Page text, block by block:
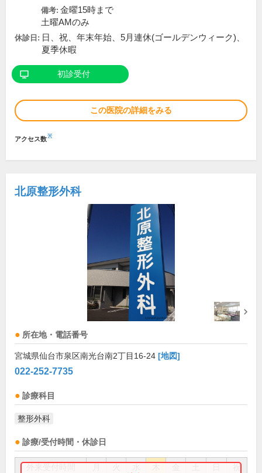
備考: 金曜15時まで
土曜AMのみ
休診日: 日、祝、年末年始、5月連休(ゴールデンウィーク)、
夏季休暇
初診受付
この医院の詳細をみる
アクセス数※
北原整形外科
所在地・電話番号
宮城県仙台市泉区南光台南2丁目16-24 [地図]
022-252-7735
診療科目
整形外科
診療/受付時間・休診日
祝